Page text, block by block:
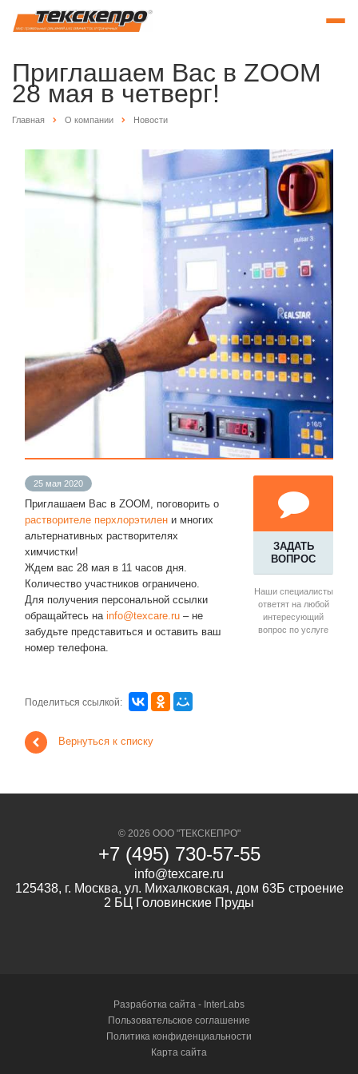
Приглашаем Вас в ZOOM
28 мая в четверг!
Главная О компании Новости
ЗАДАТЬ
ВОПРОС
Наши специалисты
ответят на любой
интересующий
вопрос по услуге
25 мая 2020
Приглашаем Вас в ZOOM, поговорить о
растворителе перхлорэтилен и многих
альтернативных растворителях
химчистки!
Ждем вас 28 мая в 11 часов дня.
Количество участников ограничено.
Для получения персональной ссылки
обращайтесь на info@texcare.ru – не
забудьте представиться и оставить ваш
номер телефона.
Поделиться ссылкой:
Вернуться к списку
© 2026 ООО "ТЕКСКЕПРО"
+7 (495) 730-57-55
info@texcare.ru
125438, г. Москва, ул. Михалковская, дом 63Б строение
2 БЦ Головинские Пруды
Разработка сайта - InterLabs
Пользовательское соглашение
Политика конфиденциальности
Карта сайта